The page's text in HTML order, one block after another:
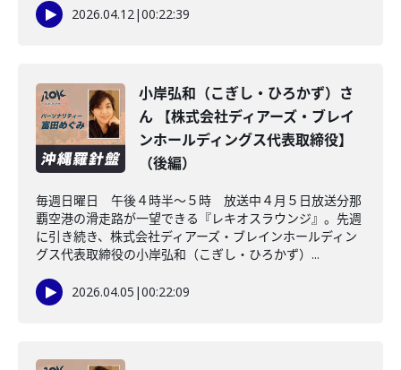
2026.04.12|00:22:39
小岸弘和（こぎし・ひろかず）さ
ん 【株式会社ディアーズ・ブレイ
ンホールディングス代表取締役】
（後編）
毎週日曜日 午後４時半～５時 放送中４月５日放送分那
覇空港の滑走路が一望できる『レキオスラウンジ』。先週
に引き続き、株式会社ディアーズ・ブレインホールディン
グス代表取締役の小岸弘和（こぎし・ひろかず）...
2026.04.05 |00:22:09